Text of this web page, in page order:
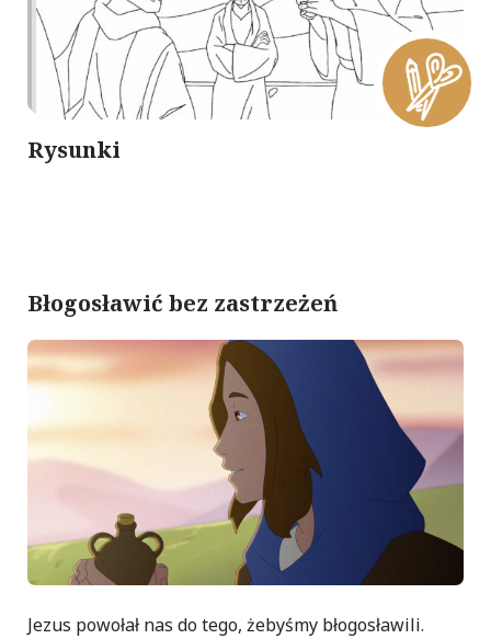
Rysunki
Błogosławić bez zastrzeżeń
Jezus powołał nas do tego, żebyśmy błogosławili.